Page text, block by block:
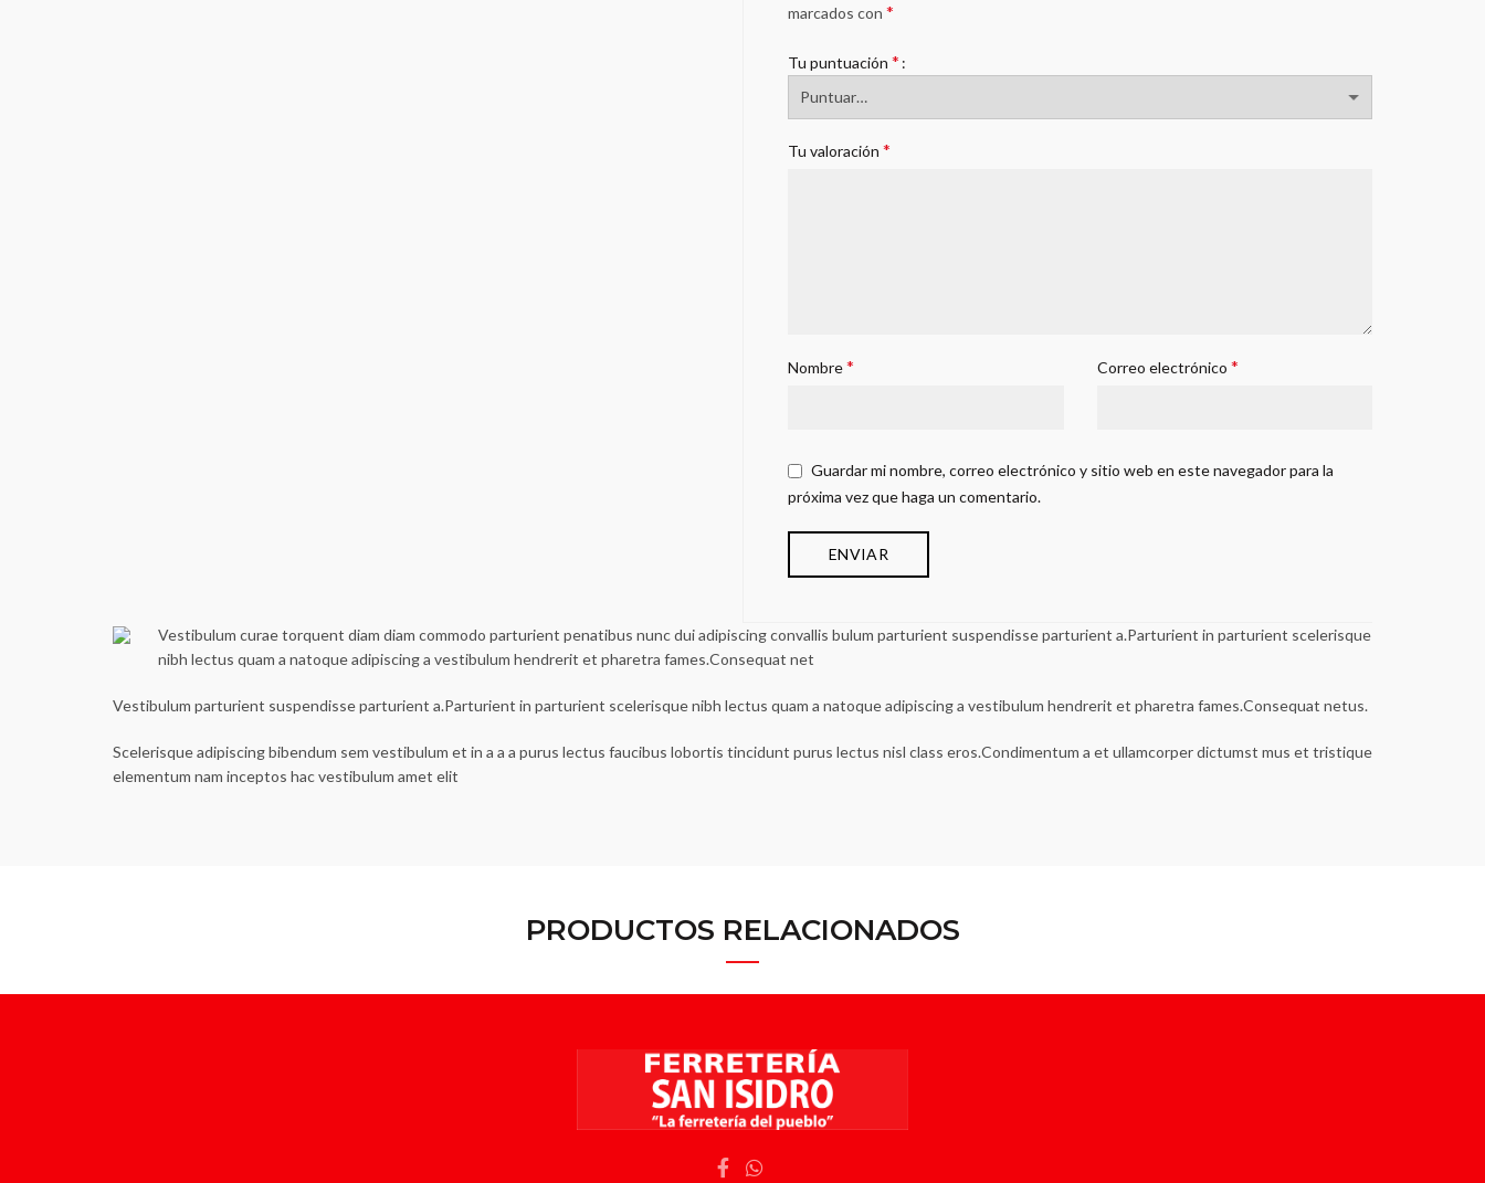
marcados con *
Tu puntuación *
Tu valoración *
Nombre* Correo electrónico *
Guardar mi nombre, correo electrónico y sitio web en este navegador para la
próxima vez que haga un comentario.
Vestibulum curae torquent diam diam commodo parturient penatibus nunc dui adipiscing convallis bulum parturient suspendisse parturient a.Parturient in parturient scelerisque
nibh lectus quam a natoque adipiscing a vestibulum hendrerit et pharetra fames.Consequat net
Vestibulum parturient suspendisse parturient a.Parturient in parturient scelerisque nibh lectus quam a natoque adipiscing a vestibulum hendrerit et pharetra fames.Consequat netus.
Scelerisque adipiscing bibendum sem vestibulum et in a a a purus lectus faucibus lobortis tincidunt purus lectus nisl class eros.Condimentum a et ullamcorper dictumst mus et tristique
elementum nam inceptos hac vestibulum amet elit
PRODUCTOS RELACIONADOS